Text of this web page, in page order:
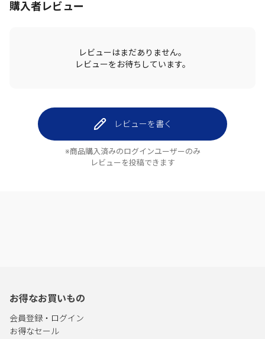
購入者レビュー
レビューはまだありません。
レビューをお待ちしています。
レビューを書く
※商品購入済みのログインユーザーのみ
レビューを投稿できます
お得なお買いもの
会員登録・ログイン
お得なセール